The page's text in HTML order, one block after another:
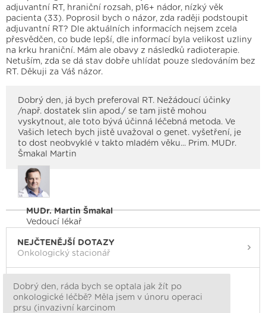
adjuvantní RT, hraniční rozsah, p16+ nádor, nízký věk
pacienta (33). Poprosil bych o názor, zda raději podstoupit
adjuvantní RT? Dle aktuálních informacích nejsem zcela
přesvědčen, co bude lepší, dle informací byla velikost uzliny
na krku hraniční. Mám ale obavy z následků radioterapie.
Netuším, zda se dá stav dobře uhlídat pouze sledováním bez
RT. Děkuji za Váš názor.
Dobrý den, já bych preferoval RT. Nežádoucí účinky
/např. dostatek slin apod./ se tam jistě mohou
vyskytnout, ale toto bývá účinná léčebná metoda. Ve
Vašich letech bych jistě uvažoval o genet. vyšetření, je
to dost neobvyklé v takto mladém věku... Prim. MUDr.
Šmakal Martin
MUDr. Martin Šmakal
Vedoucí lékař
NEJČTENĚJŠÍ DOTAZY
Onkologický stacionář
Dobrý den, ráda bych se optala jak žít po
onkologické léčbě? Měla jsem v únoru operaci
prsu (invazivní karcinom